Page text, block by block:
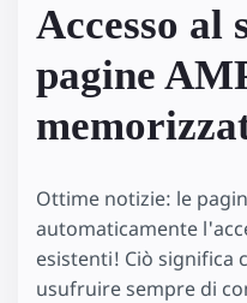
Accesso al
pagine
Ottime notizie: le
automaticamente
esistenti! Ciò significa
usufruire sempre di